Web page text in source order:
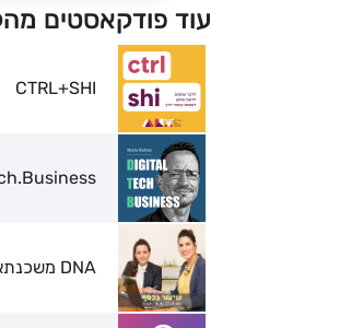
עוד פודקאסטים
CTRL+SHI
DNA משכנתאות